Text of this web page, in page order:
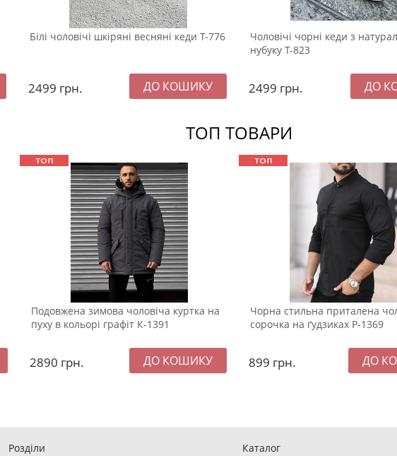
Білі чоловічі шкіряні весняні кеди Т-776
2499 грн.
Чоловічі чорні кеди з
нубуку Т-823
2499 грн.
ТОП ТОВАРИ
Подовжена зимова чоловіча куртка на
пуху в кольорі графіт К-1391
2890 грн.
Чорна стильна приталена
сорочка на ґудзиках Р-1369
899 грн.
Розділи Каталог